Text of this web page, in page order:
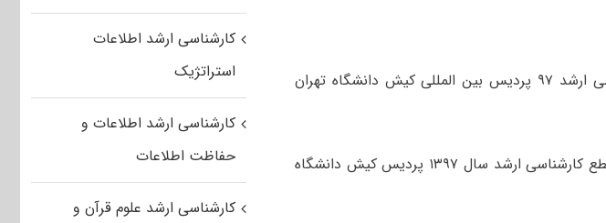
اسامی پذیرفته‌ شدگان آزمون اختصاصی کارشناسی ارشد ۹۷ پردیس بین‌ المللی کیش دانشگاه تهران
به گزارش مستر تست، نتایج آزمون اختصاصی مقطع کارشناسی ارشد سال ۱۳۹۷ پردیس کیش دانشگاه
کارشناسی ارشد اطلاعات
استراتژیک
کارشناسی ارشد اطلاعات و
حفاظت اطلاعات
کارشناسی ارشد علوم قرآن و